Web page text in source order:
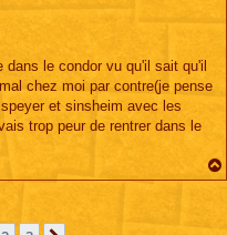
le condor vu qu'il sait qu'il
chez moi par contre(je pense
et sinsheim avec les
trop peur de rentrer dans le